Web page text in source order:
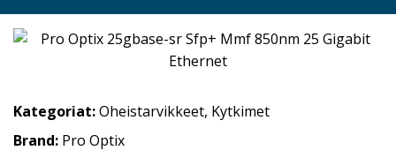
Kategoriat:Oheistarvikkeet, Kytkimet
Brand: Pro Optix